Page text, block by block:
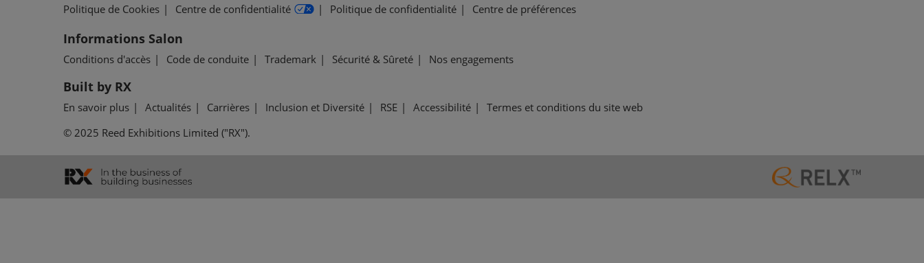
Politique de Cookies Centre de confidentialité Politique de confidentialité Centre de préférences
Informations Salon
Conditions d'accès Code de conduite Trademark Sécurité & Sûreté Nos engagements
Built by RX
En savoir plus Actualités Carrières Inclusion et Diversité RSE Accessibilité
Termes et conditions du site web
© 2025 Reed Exhibitions Limited ("RX").